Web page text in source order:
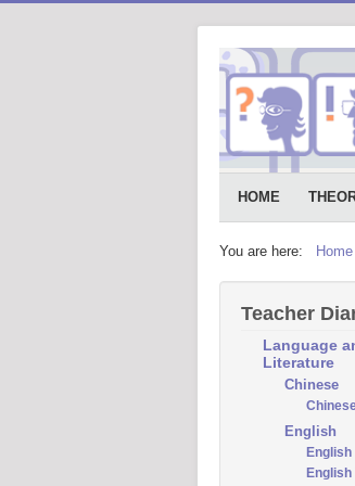
HOME
You are here: Home
Teacher
Language
Literature
Chinese
English
English